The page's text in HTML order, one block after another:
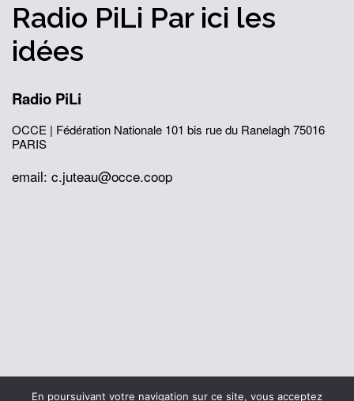
Radio PiLi Par ici les
idées
Radio PiLi
OCCE | Fédération Nationale 101 bis rue du Ranelagh75016
PARIS
email: c.juteau@occe.coop
© 2026 Office Central de la Coopération à l'École
En poursuivant votre navigation sur ce site, vous acceptez